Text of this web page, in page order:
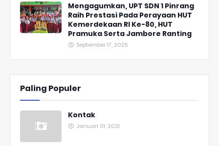
Mengagumkan, UPT SDN 1 Pinrang
Raih Prestasi Pada Perayaan HUT
Kemerdekaan RI Ke-80, HUT
Pramuka Serta Jambore Ranting
September 17, 2025
Paling Populer
Kontak
Januari 01, 2021